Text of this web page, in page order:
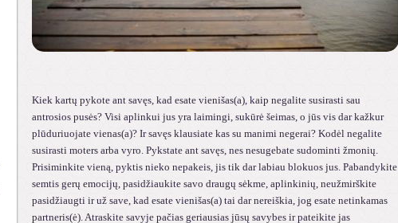
Kiek kartų pykote ant savęs, kad esate vienišas(a), kaip negalite susirasti sau
antrosios pusės? Visi aplinkui jus yra laimingi, sukūrė šeimas, o jūs vis dar kažkur
plūduriuojate vienas(a)? Ir savęs klausiate kas su manimi negerai? Kodėl negalite
susirasti moters arba vyro. Pykstate ant savęs, nes nesugebate sudominti žmonių.
Prisiminkite vieną, pyktis nieko nepakeis, jis tik dar labiau blokuos jus. Pabandykite
semtis gerų emocijų, pasidžiaukite savo draugų sėkme, aplinkinių, neužmirškite
pasidžiaugti ir už save, kad esate vienišas(a) tai dar nereiškia, jog esate netinkamas
partneris(ė). Atraskite savyje pačias geriausias jūsų savybes ir pateikite jas